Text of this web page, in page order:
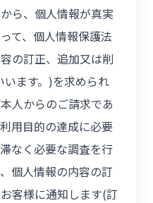
ら、個人情報が真実
て、個人情報保護法
の訂正、追加又は削
ます。)を求められ
人からのご請求であ
用目的の達成に必要
なく必要な調査を行
個人情報の内容の訂
客様に通知します(訂